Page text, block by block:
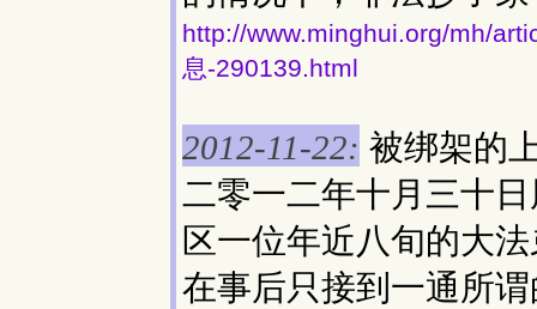
http://www.minghui.org/mh/
息-290139.html
2012-11-22: 被绑架的
二零一二年十月三十
区一位年近八旬的大
在事后只接到一通所